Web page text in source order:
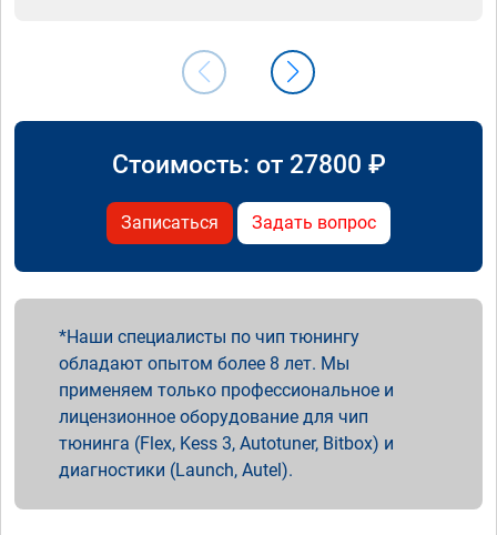
Стоимость: от 27800 ₽
Записаться Задать вопрос
Наши специалисты по чип тюнингу
обладают опытом более 8 лет. Мы
применяем только профессиональное и
лицензионное оборудование для чип
тюнинга (Flex, Kess 3, Autotuner, Bitbox) и
диагностики (Launch, Autel).